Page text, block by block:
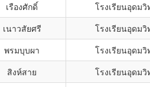
เรืองศักดิ์ โรงเรียนอุดมวิ
เนาวสัยศรี โรงเรียนอุดมวิ
พรมบุบผา โรงเรียนอุดมวิ
สิงห์สาย โรงเรียนอุดมวิ